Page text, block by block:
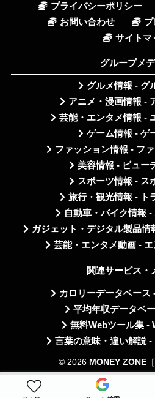
プライバシーポリシー
お問い合わせ
サイトマ
グループメ
グルメ情報 - グ
アニメ・漫画情報 -
芸能・エンタメ情報 -
ゲーム情報 - ゲ
ファッション情報 - フ
美容情報 - ビュー
スポーツ情報 - ス
旅行・観光情報 - ト
自動車・バイク情報
ガジェット・デジタル製品情
芸能・エンタメ動画 -
関連サービス・
カロリーデータベース
平均年収データベ
無料Webツール集 -
言葉の意味・違い解説 -
© 2026 MONEY ZONE